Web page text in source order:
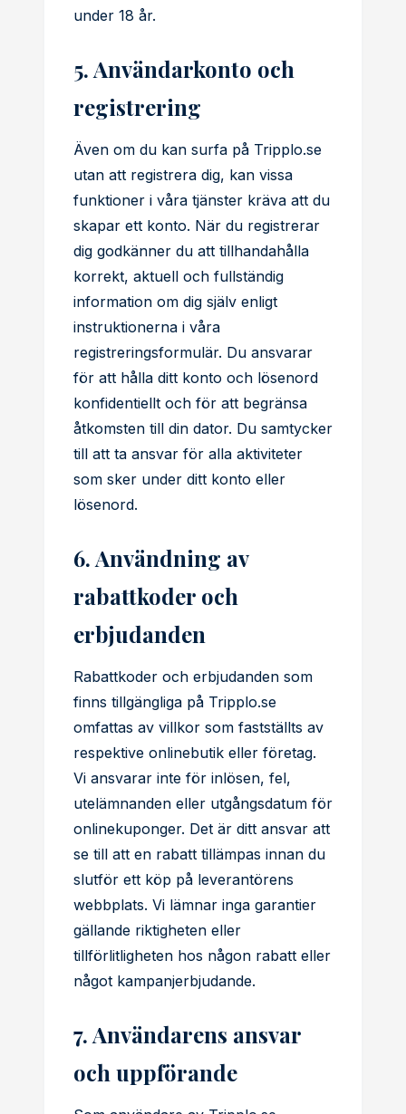
under 18 år.
5. Användarkonto och
registrering
Även om du kan surfa på Tripplo.se
utan att registrera dig, kan vissa
funktioner i våra tjänster kräva att du
skapar ett konto. När du registrerar
dig godkänner du att tillhandahålla
korrekt, aktuell och fullständig
information om dig själv enligt
instruktionerna i våra
registreringsformulär. Du ansvarar
för att hålla ditt konto och lösenord
konfidentiellt och för att begränsa
åtkomsten till din dator. Du samtycker
till att ta ansvar för alla aktiviteter
som sker under ditt konto eller
lösenord.
6. Användning av
rabattkoder och
erbjudanden
Rabattkoder och erbjudanden som
finns tillgängliga på Tripplo.se
omfattas av villkor som fastställts av
respektive onlinebutik eller företag.
Vi ansvarar inte för inlösen, fel,
utelämnanden eller utgångsdatum för
onlinekuponger. Det är ditt ansvar att
se till att en rabatt tillämpas innan du
slutför ett köp på leverantörens
webbplats. Vi lämnar inga garantier
gällande riktigheten eller
tillförlitligheten hos någon rabatt eller
något kampanjerbjudande.
7. Användarens ansvar
och uppförande